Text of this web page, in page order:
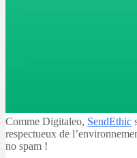
Comme Digitaleo, SendEthic
respectueux de
no spam !